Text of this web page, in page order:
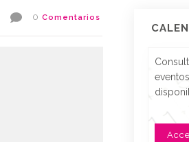
0 Comentarios